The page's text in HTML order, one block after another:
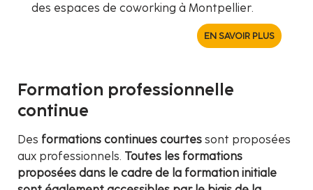
des espaces de coworking à Montpellier.
EN SAVOIR PLUS
Formation professionnelle
continue
Des formations continues courtes sont proposées
aux professionnels. Toutes les formations
proposées dans le cadre de la formation initiale